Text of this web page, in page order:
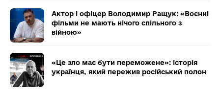
Актор і офіцер Володимир Ращук: «Воєнні
фільми не мають нічого спільного з
війною»
«Це зло має бути переможене»: історія
українця, який пережив російський полон